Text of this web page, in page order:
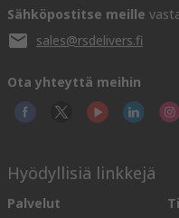
Sähköpostitse meille
sales@rsdelivers.fi
Ota yhteyttä meihin
Hyödyllisiä linkkejä
Palvelut